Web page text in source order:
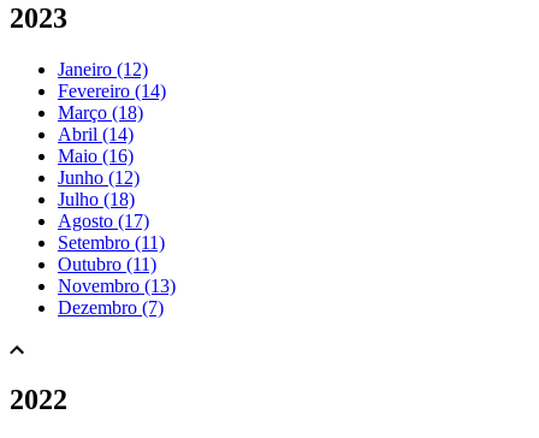
2023
Janeiro (12)
Fevereiro (14)
Março (18)
Abril (14)
Maio (16)
Junho (12)
Julho (18)
Agosto (17)
Setembro (11)
Outubro (11)
Novembro (13)
Dezembro (7)
2022